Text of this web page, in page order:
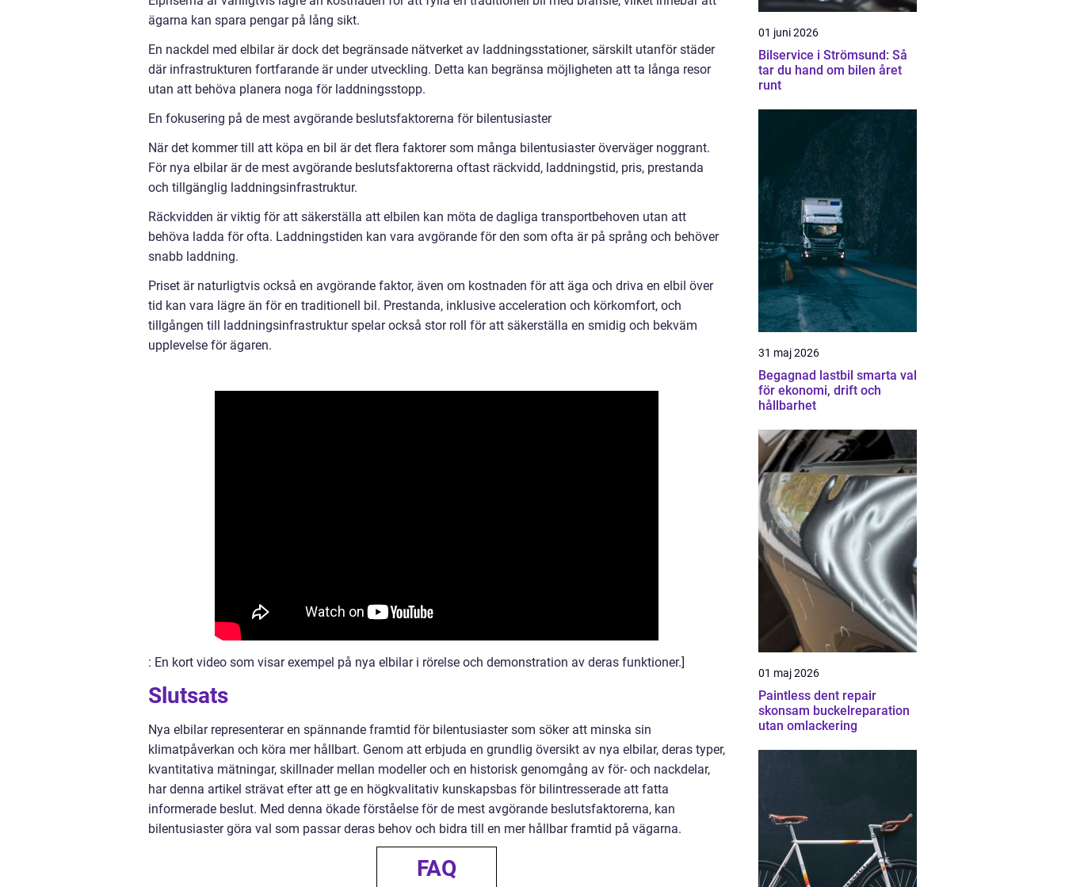
ägarna kan spara pengar på lång sikt.
En nackdel med elbilar är dock det begränsade nätverket av laddningsstationer, särskilt utanför städer
där infrastrukturen fortfarande är under utveckling. Detta kan begränsa möjligheten att ta långa resor
utan att behöva planera noga för laddningsstopp.
En fokusering på de mest avgörande beslutsfaktorerna för bilentusiaster
När det kommer till att köpa en bil är det flera faktorer som många bilentusiaster överväger noggrant.
För nya elbilar är de mest avgörande beslutsfaktorerna oftast räckvidd, laddningstid, pris, prestanda
och tillgänglig laddningsinfrastruktur.
Räckvidden är viktig för att säkerställa att elbilen kan möta de dagliga transportbehoven utan att
behöva ladda för ofta. Laddningstiden kan vara avgörande för den som ofta är på språng och behöver
snabb laddning.
Priset är naturligtvis också en avgörande faktor, även om kostnaden för att äga och driva en elbil över
tid kan vara lägre än för en traditionell bil. Prestanda, inklusive acceleration och körkomfort, och
tillgången till laddningsinfrastruktur spelar också stor roll för att säkerställa en smidig och bekväm
upplevelse för ägaren.
: En kort video som visar exempel på nya elbilar i rörelse och demonstration av deras funktioner.]
Slutsats
Nya elbilar representerar en spännande framtid för bilentusiaster som söker att minska sin
klimatpåverkan och köra mer hållbart. Genom att erbjuda en grundlig översikt av nya elbilar, deras typer,
kvantitativa mätningar, skillnader mellan modeller och en historisk genomgång av för- och nackdelar,
har denna artikel strävat efter att ge en högkvalitativ kunskapsbas för bilintresserade att fatta
informerade beslut. Med denna ökade förståelse för de mest avgörande beslutsfaktorerna, kan
bilentusiaster göra val som passar deras behov och bidra till en mer hållbar framtid på vägarna.
FAQ
01 juni 2026
Bilservice i Strömsund: Så
tar du hand om bilen året
runt
31 maj 2026
Begagnad lastbil smarta val
för ekonomi, drift och
hållbarhet
01 maj 2026
Paintless dent repair
skonsam buckelreparation
utan omlackering